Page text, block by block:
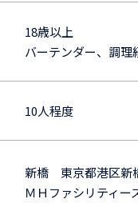
18歳以上
バーテンダー、調理
10人程度
新橋 東京都港区新
ＭＨファシリティ